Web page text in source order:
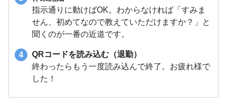
指示通りに動けばOK。わからなければ「すみま
せん、初めてなので教えていただけますか？」と
聞くのが一番の近道です。
QRコードを読み込む（退勤）
終わったらもう一度読み込んで終了。お疲れ様で
した！